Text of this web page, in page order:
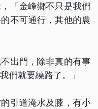
「金峰鄉不只是我們
不可通行，其他的農
出門，除非真的有事
們就要繞路了。」
引道淹水及膝，有小